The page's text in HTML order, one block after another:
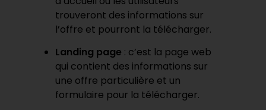
trouveront des informations sur
l’offre et pourront la télécharger.
Landing page : c’est la page web
qui contient des informations sur
une offre particulière et un
formulaire pour la télécharger.